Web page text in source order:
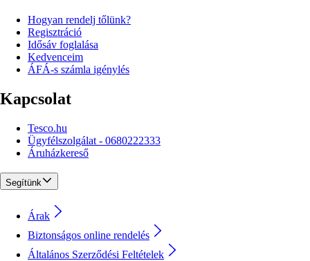
Hogyan rendelj tőlünk?
Regisztráció
Idősáv foglalása
Kedvenceim
ÁFÁ-s számla igénylés
Kapcsolat
Tesco.hu
Ügyfélszolgálat - 0680222333
Áruházkereső
Segítünk
Árak
Biztonságos online rendelés
Általános Szerződési Feltételek